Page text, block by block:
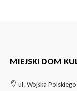
MIEJSKI DOM
ul. Wojska